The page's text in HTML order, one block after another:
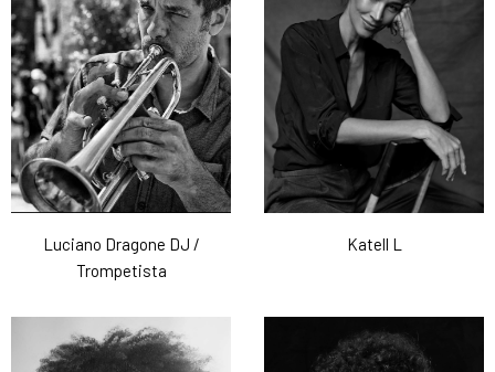
Luciano Dragone DJ /
Trompetista
Katell L